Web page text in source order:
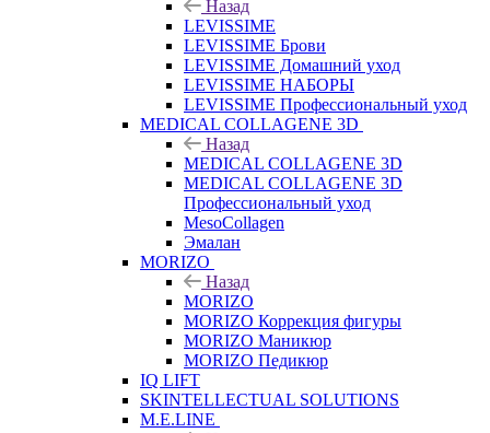
Назад
LEVISSIME
LEVISSIME Брови
LEVISSIME Домашний уход
LEVISSIME НАБОРЫ
LEVISSIME Профессиональный уход
MEDICAL COLLAGENE 3D
Назад
MEDICAL COLLAGENE 3D
MEDICAL COLLAGENE 3D
Профессиональный уход
MesoCollagen
Эмалан
MORIZO
Назад
MORIZO
MORIZO Коррекция фигуры
MORIZO Маникюр
MORIZO Педикюр
IQ LIFT
SKINTELLECTUAL SOLUTIONS
M.E.LINE